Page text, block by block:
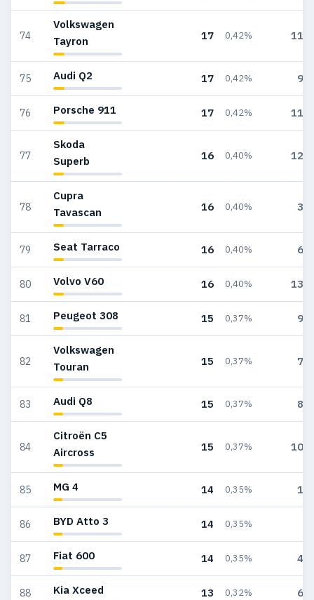
74
Volkswagen
Tayron
17 0,42% 111
75 Audi Q2 17 0,42% 98
76 Porsche 911 17 0,42% 118
77
Skoda
Superb
16 0,40% 127
78
Cupra
Tavascan
16 0,40% 33
79 Seat Tarraco 16 0,40% 63
80 Volvo V60 16 0,40% 138
81 Peugeot 308 15 0,37% 99
82
Volkswagen
Touran
15 0,37% 72
83 Audi Q8 15 0,37% 89
84
Citroën C5
Aircross
15 0,37% 107
85 MG 4 14 0,35% 18
86 BYD Atto 3 14 0,35%
87 Fiat 600 14 0,35% 41
88 Kia Xceed 13 0,32% 61